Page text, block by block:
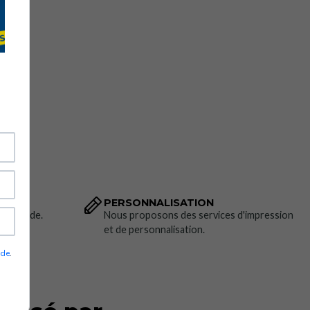
PERSONNALISATION
Nous proposons des services d'impression
et de personnalisation.
.